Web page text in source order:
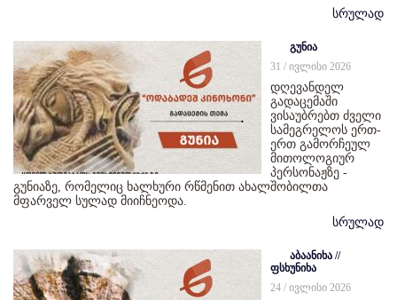
სრულად
გუნია
31 / ივლისი 2026
დღევანდელ
გადაცემაში
ვისაუბრებთ ძველი
სამეგრელოს ერთ-
ერთ გამორჩეულ
მითოლოგიურ
პერსონაჟზე -
გუნიაზე, რომელიც ხალხური რწმენით ახალშობილთა
მფარველ სულად მიიჩნეოდა.
სრულად
აბაანიხა //
ფსხუნიხა
24 / ივლისი 2026